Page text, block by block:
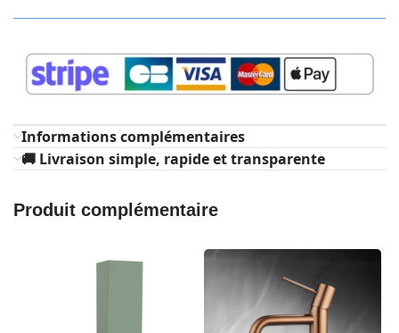
Informations complémentaires
🚚 Livraison simple, rapide et transparente
Produit complémentaire